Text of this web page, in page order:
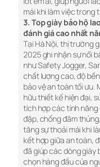
mái khi làm việc trong
3. Top giày bảo hộ
đánh giá cao nhất
Tại Hà Nội, thị trường
2025 ghi nhận sự nổi
như Safety Jogger,
chất lượng cao, độ
bảo vệ an toàn tối ưu.
hữu thiết kế hiện đại,
tích hợp các tính
đập, chống đâm
tăng sự thoải mái khi
kết hợp giữa an toàn,
đã giúp các dòng giày
chọn hàng đầu của